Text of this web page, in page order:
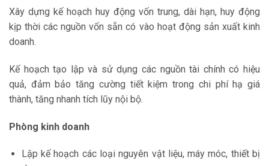
Xây dựng kế hoạch huy động vốn trung, dài hạn, huy động
kịp thời các nguồn vốn sẵn có vào hoạt động sản xuất kinh
doanh.
Kế hoạch tạo lập và sử dụng các nguồn tài chính có hiệu
quả, đảm bảo tăng cường tiết kiệm trong chi phí hạ giá
thành, tăng nhanh tích lũy nội bộ.
Phòng kinh doanh
Lập kế hoạch các loại nguyên vật liệu, máy móc, thiết bị